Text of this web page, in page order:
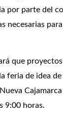
por parte del
necesarias
que
feria de idea
9:00 horas.